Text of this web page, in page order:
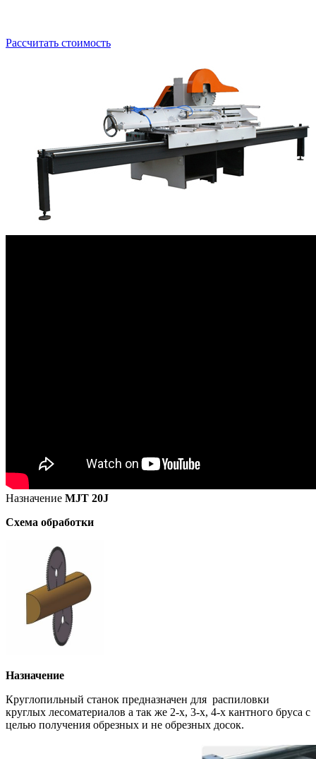
Рассчитать стоимость
Назначение MJT 20J
Схема обработки
Назначение
Круглопильный станок предназначен для распиловки
круглых лесоматериалов а так же 2-х, 3-х, 4-х кантного бруса с
целью получения обрезных и не обрезных досок.